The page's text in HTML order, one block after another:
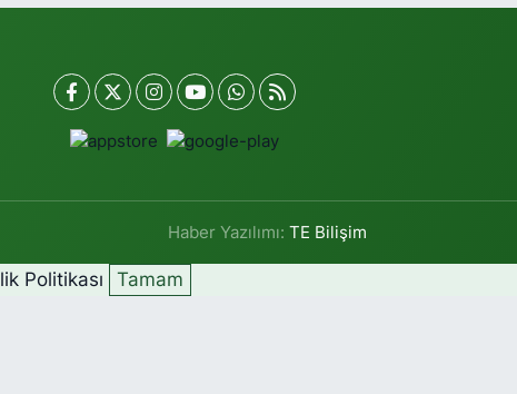
Haber Yazılımı:TE Bilişim
Politikası Tamam